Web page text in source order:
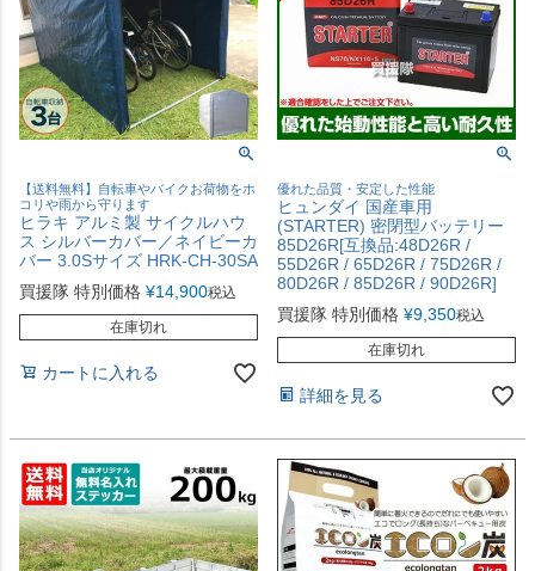
【送料無料】自転車やバイクお荷物をホ
コリや雨から守ります
ヒラキ アルミ製 サイクルハウ
ス シルバーカバー／ネイビーカ
バー 3.0Sサイズ HRK-CH-30SA
買援隊 特別価格 ¥14,900税込
在庫切れ
カートに入れる
優れた品質・安定した性能
ヒュンダイ 国産車用
(STARTER) 密閉型バッテリー
85D26R[互換品:48D26R /
55D26R / 65D26R / 75D26R /
80D26R / 85D26R / 90D26R]
買援隊 特別価格 ¥9,350税込
在庫切れ
詳細を見る